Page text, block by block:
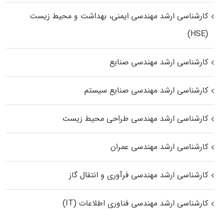
کارشناسی ارشد مهندسی ایمنی، بهداشت و محیط زیست
(HSE)
کارشناسی ارشد مهندسی صنایع
کارشناسی ارشد مهندسی صنایع سیستم
کارشناسی ارشد مهندسی طراحی محیط زیست
کارشناسی ارشد مهندسی عمران
کارشناسی ارشد مهندسی فرآوری و انتقال گاز
کارشناسی ارشد مهندسی فناوری اطلاعات (IT)